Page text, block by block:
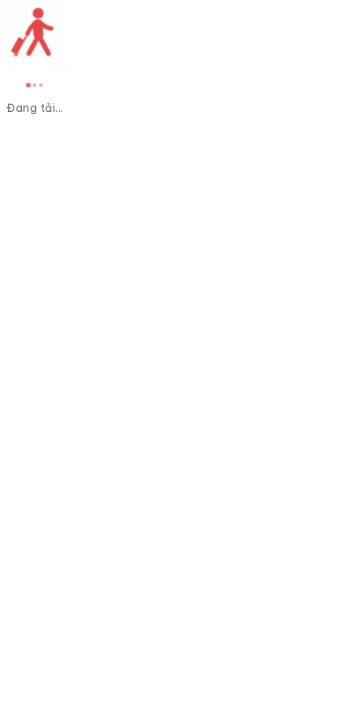
Đang tải...